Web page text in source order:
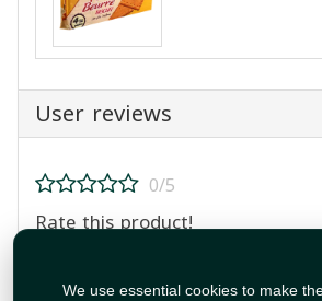
We use essential cookies to make
User reviews
0/5
Rate this product!